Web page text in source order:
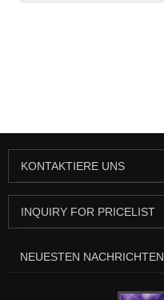
KONTAKTIERE UNS
INQUIRY FOR PRICELIST
NEUESTEN NACHRICHTEN